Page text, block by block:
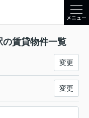
メニュー
賃貸物件一覧
変更
変更